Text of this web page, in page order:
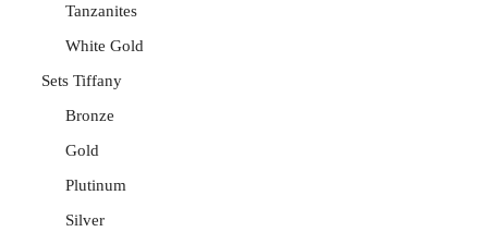
Tanzanites
White Gold
Sets Tiffany
Bronze
Gold
Plutinum
Silver